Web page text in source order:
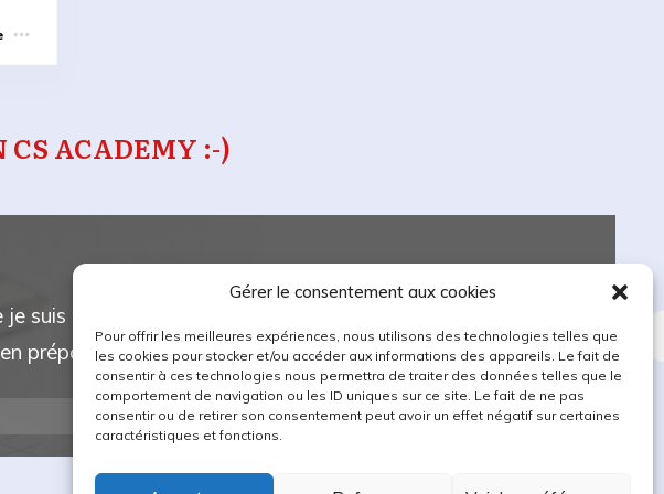
Gérer le consentement aux cookies
Pour offrir les meilleures expériences, nous utilisons des technologies telles que
les cookies pour stocker et/ou accéder aux informations des appareils. Le fait de
consentir à ces technologies nous permettra de traiter des données telles que le
comportement de navigation ou les ID uniques sur ce site. Le fait de ne pas
consentir ou de retirer son consentement peut avoir un effet négatif sur certaines
caractéristiques et fonctions.
CS ACADEMY :-)
suis passé de 10.5 physique chimie en 1ère, à 16
prépa, qui plus est à proximité de chez moi.